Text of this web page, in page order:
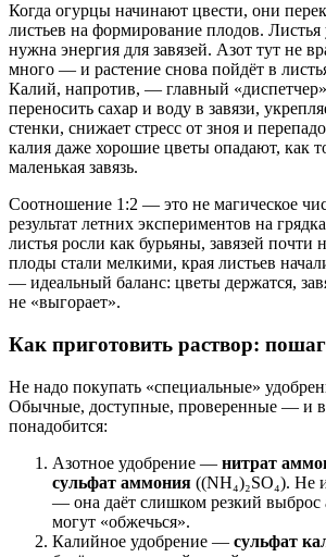
Когда огурцы начинают цвести, они
листьев на формирование плодов.
нужна энергия для завязей. Азот тут не
много — и растение снова пойдёт в
Калий, напротив, — главный
переносить сахар и воду в завязи,
стенки, снижает стресс от зноя и
калия даже хорошие цветы опадают, как
маленькая завязь.
Соотношение 1:2 — это не магическое
результат летних экспериментов на
листья росли как бурьяны, завязей
плоды стали мелкими, края листьев
— идеальный баланс: цветы держатся,
не «выгорает».
Как приготовить раствор:
Не надо покупать «специальные»
Обычные, доступные, проверенные — и
понадобится:
Азотное удобрение — нитрат
сульфат аммония ((NH₄)₂SO₄). Не
— она даёт слишком резкий выброс
могут «обжечься».
Калийное удобрение — сульфат